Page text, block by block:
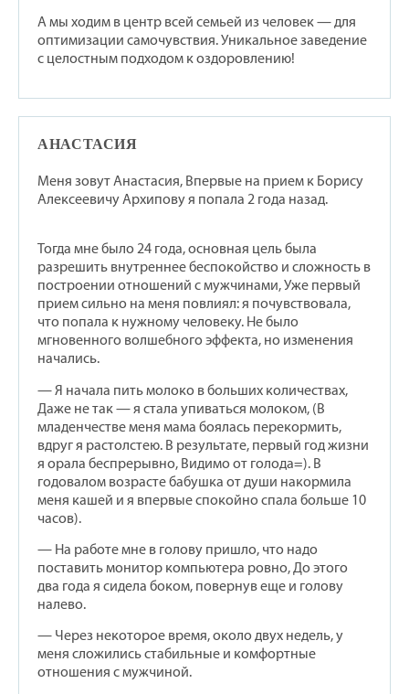
А мы ходим в центр всей семьей из человек — для
оптимизации самочувствия. Уникальное заведение
с целостным подходом к оздоровлению!
АНАСТАСИЯ
Меня зовут Анастасия, Впервые на прием к Борису
Алексеевичу Архипову я попала 2 года назад.
Тогда мне было 24 года, основная цель была
разрешить внутреннее беспокойство и сложность в
построении отношений с мужчинами, Уже первый
прием сильно на меня повлиял: я почувствовала,
что попала к нужному человеку. Не было
мгновенного волшебного эффекта, но изменения
начались.
— Я начала пить молоко в больших количествах,
Даже не так — я стала упиваться молоком, (В
младенчестве меня мама боялась перекормить,
вдруг я растолстею. В результате, первый год жизни
я орала беспрерывно, Видимо от голода=). В
годовалом возрасте бабушка от души накормила
меня кашей и я впервые спокойно спала больше 10
часов).
— На работе мне в голову пришло, что надо
поставить монитор компьютера ровно, До этого
два года я сидела боком, повернув еще и голову
налево.
— Через некоторое время, около двух недель, у
меня сложились стабильные и комфортные
отношения с мужчиной.